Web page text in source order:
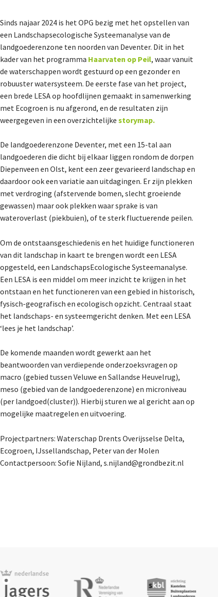
Sinds najaar 2024 is het OPG bezig met het opstellen van
een Landschapsecologische Systeemanalyse van de
landgoederenzone ten noorden van Deventer. Dit in het
kader van het programma Haarvaten op Peil, waar vanuit
de waterschappen wordt gestuurd op een gezonder en
robuuster watersysteem. De eerste fase van het project,
een brede LESA op hoofdlijnen gemaakt in samenwerking
met Ecogroen is nu afgerond, en de resultaten zijn
weergegeven in een overzichtelijke storymap.
De landgoederenzone Deventer, met een 15-tal aan
landgoederen die dicht bij elkaar liggen rondom de dorpen
Diepenveen en Olst, kent een zeer gevarieerd landschap en
daardoor ook een variatie aan uitdagingen. Er zijn plekken
met verdroging (afstervende bomen, slecht groeiende
gewassen) maar ook plekken waar sprake is van
wateroverlast (piekbuien), of te sterk fluctuerende peilen.
Om de ontstaansgeschiedenis en het huidige functioneren
van dit landschap in kaart te brengen wordt een LESA
opgesteld, een LandschapsEcologische Systeemanalyse.
Een LESA is een middel om meer inzicht te krijgen in het
ontstaan en het functioneren van een gebied in historisch,
fysisch-geografisch en ecologisch opzicht. Centraal staat
het landschaps- en systeemgericht denken. Met een LESA
‘lees je het landschap’.
De komende maanden wordt gewerkt aan het
beantwoorden van verdiepende onderzoeksvragen op
macro (gebied tussen Veluwe en Sallandse Heuvelrug),
meso (gebied van de landgoederenzone) en microniveau
(per landgoed(cluster)). Hierbij sturen we al gericht aan op
mogelijke maatregelen en uitvoering.
Projectpartners: Waterschap Drents Overijsselse Delta,
Ecogroen, IJssellandschap, Peter van der Molen
Contactpersoon: Sofie Nijland, s.nijland@grondbezit.nl
Projecten
Vacatures
Lidmaatschap
De Landeigenaar
Contact